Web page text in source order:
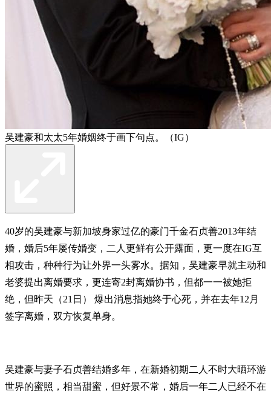
吴建豪和太太5年婚姻终于画下句点。（IG）
40岁的吴建豪与新加坡身家过亿的豪门千金石贞善2013年结
婚，婚后5年屡传婚变，二人更鲜有公开露面，更一度在IG互
相攻击，种种行为让外界一头雾水。据知，吴建豪早就主动和
老婆提出离婚要求，更连寄2封离婚协书，但都一一被她拒
绝，但昨天（21日） 爆出消息指她终于心死，并在去年12月
签字离婚，双方恢复单身。
吴建豪与妻子石贞善结婚多年，在新婚初期二人不时大晒环游
世界的蜜照，相当甜蜜，但好景不常，婚后一年二人已经不在